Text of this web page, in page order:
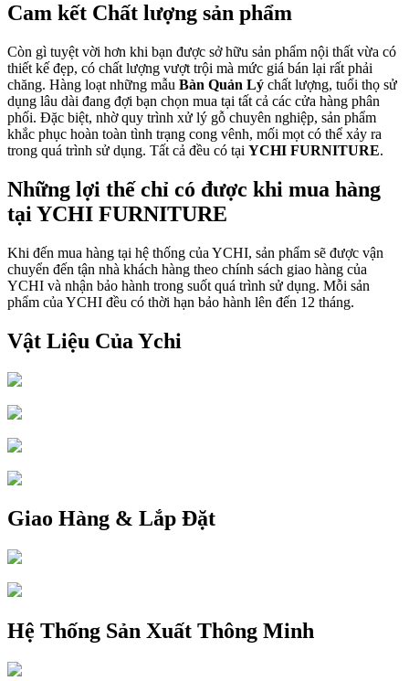
Cam kết Chất lượng sản phẩm
Còn gì tuyệt vời hơn khi bạn được sở hữu sản phẩm nội thất vừa có
thiết kế đẹp, có chất lượng vượt trội mà mức giá bán lại rất phải
chăng. Hàng loạt những mẫu Bàn Quản Lý chất lượng, tuổi thọ sử
dụng lâu dài đang đợi bạn chọn mua tại tất cả các cửa hàng phân
phối. Đặc biệt, nhờ quy trình xử lý gỗ chuyên nghiệp, sản phẩm
khắc phục hoàn toàn tình trạng cong vênh, mối mọt có thể xảy ra
trong quá trình sử dụng. Tất cả đều có tại YCHI FURNITURE.
Những lợi thế chỉ có được khi mua hàng
tại YCHI FURNITURE
Khi đến mua hàng tại hệ thống của YCHI, sản phẩm sẽ được vận
chuyển đến tận nhà khách hàng theo chính sách giao hàng của
YCHI và nhận bảo hành trong suốt quá trình sử dụng. Mỗi sản
phẩm của YCHI đều có thời hạn bảo hành lên đến 12 tháng.
Vật Liệu Của Ychi
Giao Hàng & Lắp Đặt
Hệ Thống Sản Xuất Thông Minh